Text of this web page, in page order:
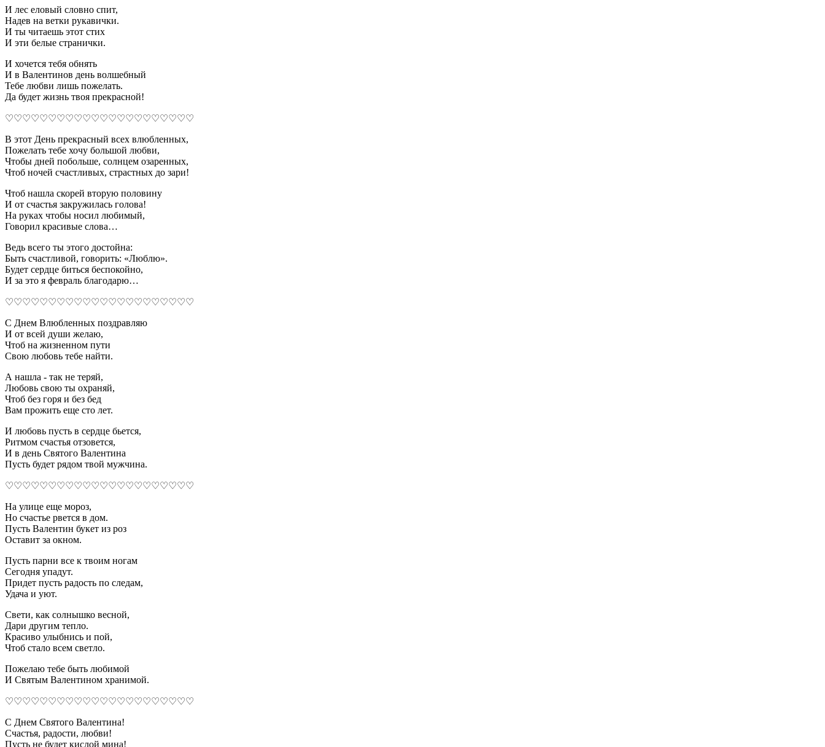
И лес еловый словно спит,
Надев на ветки рукавички.
И ты читаешь этот стих
И эти белые странички.
И хочется тебя обнять
И в Валентинов день волшебный
Тебе любви лишь пожелать.
Да будет жизнь твоя прекрасной!
♡♡♡♡♡♡♡♡♡♡♡♡♡♡♡♡♡♡♡♡♡♡
В этот День прекрасный всех влюбленных,
Пожелать тебе хочу большой любви,
Чтобы дней побольше, солнцем озаренных,
Чтоб ночей счастливых, страстных до зари!
Чтоб нашла скорей вторую половину
И от счастья закружилась голова!
На руках чтобы носил любимый,
Говорил красивые слова…
Ведь всего ты этого достойна:
Быть счастливой, говорить: «Люблю».
Будет сердце биться беспокойно,
И за это я февраль благодарю…
♡♡♡♡♡♡♡♡♡♡♡♡♡♡♡♡♡♡♡♡♡♡
С Днем Влюбленных поздравляю
И от всей души желаю,
Чтоб на жизненном пути
Свою любовь тебе найти.
А нашла - так не теряй,
Любовь свою ты охраняй,
Чтоб без горя и без бед
Вам прожить еще сто лет.
И любовь пусть в сердце бьется,
Ритмом счастья отзовется,
И в день Святого Валентина
Пусть будет рядом твой мужчина.
♡♡♡♡♡♡♡♡♡♡♡♡♡♡♡♡♡♡♡♡♡♡
На улице еще мороз,
Но счастье рвется в дом.
Пусть Валентин букет из роз
Оставит за окном.
Пусть парни все к твоим ногам
Сегодня упадут.
Придет пусть радость по следам,
Удача и уют.
Свети, как солнышко весной,
Дари другим тепло.
Красиво улыбнись и пой,
Чтоб стало всем светло.
Пожелаю тебе быть любимой
И Святым Валентином хранимой.
♡♡♡♡♡♡♡♡♡♡♡♡♡♡♡♡♡♡♡♡♡♡
С Днем Святого Валентина!
Счастья, радости, любви!
Пусть не будет кислой мина!